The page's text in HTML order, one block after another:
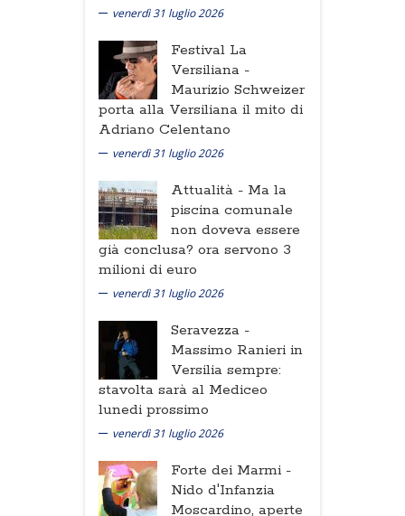
venerdì 31 luglio 2026
Festival La
Versiliana -
Maurizio Schweizer
porta alla Versiliana il mito di
Adriano Celentano
venerdì 31 luglio 2026
Attualità - Ma la
piscina comunale
non doveva essere
già conclusa? ora servono 3
milioni di euro
venerdì 31 luglio 2026
Seravezza -
Massimo Ranieri in
Versilia sempre:
stavolta sarà al Mediceo
lunedi prossimo
venerdì 31 luglio 2026
Forte dei Marmi -
Nido d'Infanzia
Moscardino, aperte